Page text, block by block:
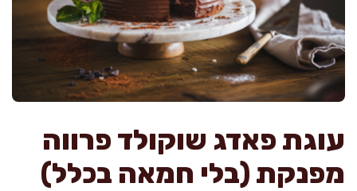
עוגת פאדג שוקולד פרווה
מפנקת (בלי חמאה בכלל)